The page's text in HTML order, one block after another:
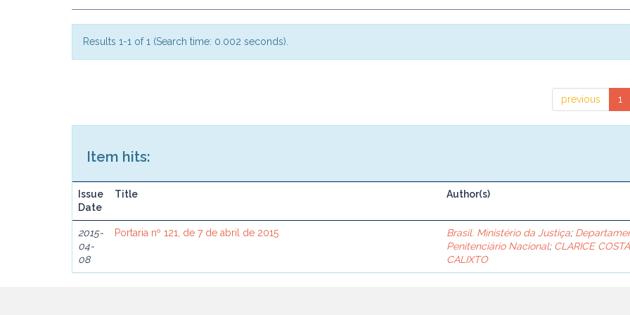
Results 1-1 of 1 (Search time: 0.002 seconds).
previous 1
Item hits:
Issue
Date
Title Author(s)
2015-
04-
08
Portaria nº 121, de 7 de abril de 2015 Brasil. Ministério da Justiça;
Penitenciário Nacional; CLARICE COSTA
CALIXTO